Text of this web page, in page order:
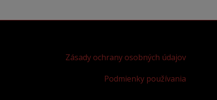
Zásady ochrany osobných údajov
Podmienky používania